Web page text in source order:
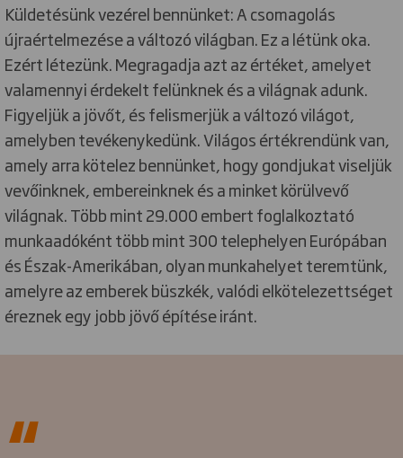
Küldetésünk vezérel bennünket: A csomagolás
újraértelmezése a változó világban. Ez a létünk oka.
Ezért létezünk. Megragadja azt az értéket, amelyet
valamennyi érdekelt felünknek és a világnak adunk.
Figyeljük a jövőt, és felismerjük a változó világot,
amelyben tevékenykedünk. Világos értékrendünk van,
amely arra kötelez bennünket, hogy gondjukat viseljük
vevőinknek, embereinknek és a minket körülvevő
világnak. Több mint 29.000 embert foglalkoztató
munkaadóként több mint 300 telephelyen Európában
és Észak-Amerikában, olyan munkahelyet teremtünk,
amelyre az emberek büszkék, valódi elkötelezettséget
éreznek egy jobb jövő építése iránt.